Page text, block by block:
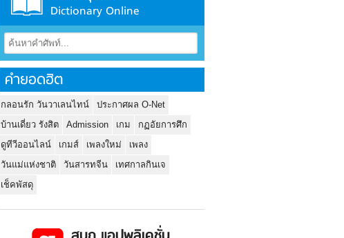
Dictionary Online
คำยอดฮิต
กลอนรัก วันวาเลนไทน์
ประกาศผล O-Net
บ้านเดี่ยว รังสิต
Admission เกม
กฏอัยการศึก
ดูทีวีออนไลน์
เกมส์ เพลงใหม่
เพลง
วันแม่แห่งชาติ
วันสารทจีน
เทศกาลกินเจ
เช็คพัสดุ